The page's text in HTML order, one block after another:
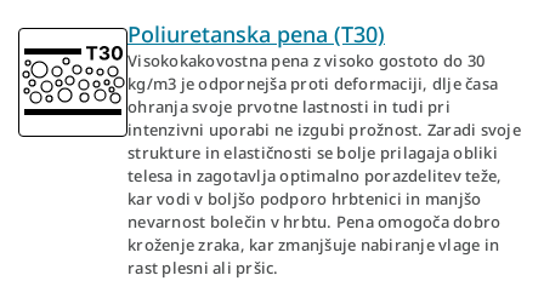
Poliuretanska pena (T30)
Visokokakovostna pena z visoko gostoto do 30
kg/m3 je odpornejša proti deformaciji, dlje časa
ohranja svoje prvotne lastnosti in tudi pri
intenzivni uporabi ne izgubi prožnost. Zaradi svoje
strukture in elastičnosti se bolje prilagaja obliki
telesa in zagotavlja optimalno porazdelitev teže,
kar vodi v boljšo podporo hrbtenici in manjšo
nevarnost bolečin v hrbtu. Pena omogoča dobro
kroženje zraka, kar zmanjšuje nabiranje vlage in
rast plesni ali pršic.